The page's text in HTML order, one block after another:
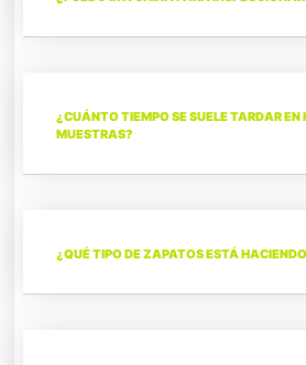
¿CUÁNTO TIEMPO SE SUELE TARDAR EN
MUESTRAS?
¿QUÉ TIPO DE ZAPATOS ESTÁ